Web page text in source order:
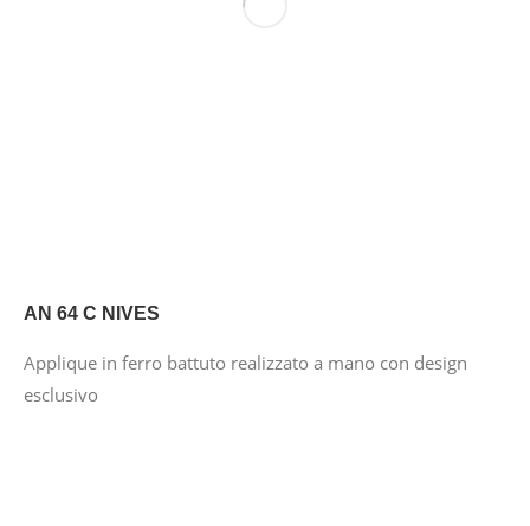
AN 64 C NIVES
Applique in ferro battuto realizzato a mano con design
esclusivo